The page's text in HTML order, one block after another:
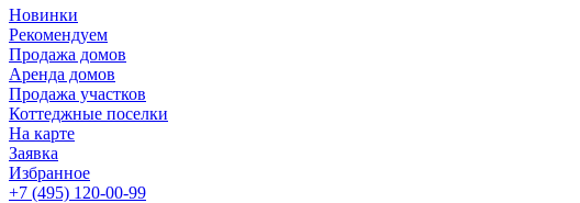
Новинки
Рекомендуем
Продажа домов
Аренда домов
Продажа участков
Коттеджные поселки
На карте
Заявка
Избранное
+7 (495) 120-00-99